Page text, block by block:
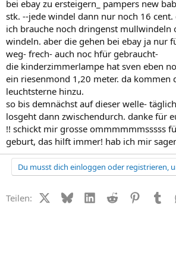
bei ebay zu ersteigern_ pampers new
stk. --jede windel dann nur noch 16 cent.
ich brauche noch dringenst mullwindeln
windeln. aber die gehen bei ebay ja nur
weg- frech- auch noc hfür gebraucht-
die kinderzimmerlampe hat sven eben
ein riesenmond 1,20 meter. da kommen
leuchtsterne hinzu.
so bis demnächst auf dieser welle-
losgeht dann zwischendurch. danke für
!! schickt mir grosse ommmmmmsssss
geburt, das hilft immer! hab ich mir
Du musst dich einloggen oder registrieren,
Teilen: X (Twitter)
BlueskyLinkedIn
Reddit Pinterest